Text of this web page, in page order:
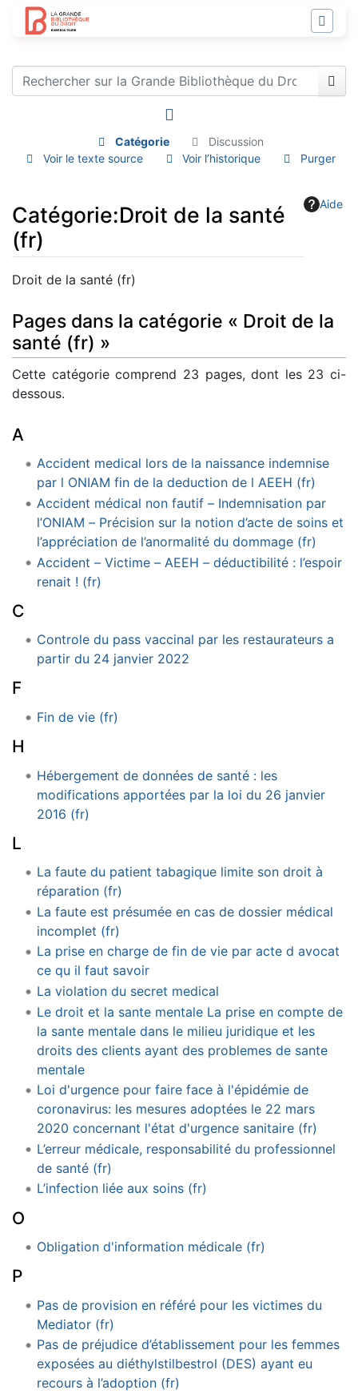
Catégorie
Discussion
Voir le texte source
Voir l’historique Purger
Aide
Catégorie:Droit de la santé
(fr)
Aller à :navigation,rechercher
Droit de la santé (fr)
Pages dans la catégorie « Droit de la
santé (fr) »
Cette catégorie comprend 23 pages, dont les 23 ci-
dessous.
A
Accident medical lors de la naissance indemnise
par l ONIAM fin de la deduction de l AEEH (fr)
Accident médical non fautif – Indemnisation par
l’ONIAM – Précision sur la notion d’acte de soins et
l’appréciation de l’anormalité du dommage (fr)
Accident – Victime – AEEH – déductibilité : l’espoir
renait ! (fr)
C
Controle du pass vaccinal par les restaurateurs a
partir du 24 janvier 2022
F
Fin de vie (fr)
H
Hébergement de données de santé : les
modifications apportées par la loi du 26 janvier
2016 (fr)
L
La faute du patient tabagique limite son droit à
réparation (fr)
La faute est présumée en cas de dossier médical
incomplet (fr)
La prise en charge de fin de vie par acte d avocat
ce qu il faut savoir
La violation du secret medical
Le droit et la sante mentale La prise en compte de
la sante mentale dans le milieu juridique et les
droits des clients ayant des problemes de sante
mentale
Loi d'urgence pour faire face à l'épidémie de
coronavirus: les mesures adoptées le 22 mars
2020 concernant l'état d'urgence sanitaire (fr)
L’erreur médicale, responsabilité du professionnel
de santé (fr)
L’infection liée aux soins (fr)
O
Obligation d'information médicale (fr)
P
Pas de provision en référé pour les victimes du
Mediator (fr)
Pas de préjudice d’établissement pour les femmes
exposées au diéthylstilbestrol (DES) ayant eu
recours à l’adoption (fr)